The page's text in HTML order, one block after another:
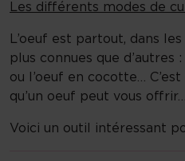
Les différents modes de
L’oeuf est partout, dans
plus connues que
ou l’oeuf en cocotte…
qu’un oeuf peut vous offrir…
Voici un outil intéressant